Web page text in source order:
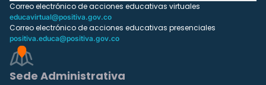
Correo electrónico de acciones educativas virtuales
educavirtual@positiva.gov.co
Correo electrónico de acciones educativas presenciales
positiva.educa@positiva.gov.co
Sede Administrativa